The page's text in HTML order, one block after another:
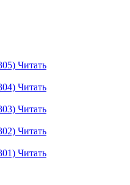
Читать
Читать
Читать
Читать
Читать